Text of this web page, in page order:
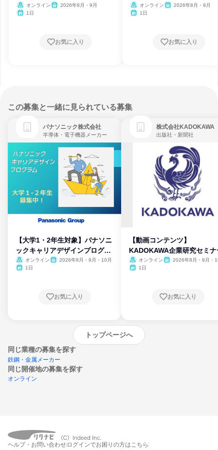
オンライン
2026年8月・9月
1日
お気に入り
オンライン
2026年8月・9月
1日
お気に入り
この募集と一緒に見られている募集
パナソニック株式会社
半導体・電子機器メーカー
【大学1・2年生対象】パナソニ
ックキャリアデザインプログラ
ム
オンライン
2026年8月・9月・10月
1日
お気に入り
株式会社KADOKAWA
出版社・新聞社
【動画コンテンツ】
KADOKAWA企業研究セミナ
オンライン
2026年8月・9月・
1日
お気に入り
トップページへ
同じ業種の募集を探す
鉄鋼・金属メーカー
同じ開催地の募集を探す
オンライン
エントリーするとプログラムの詳細案内を
受け取れるようになります
ヘルプ・お問い合わせ ログインでお困りの方はこちら